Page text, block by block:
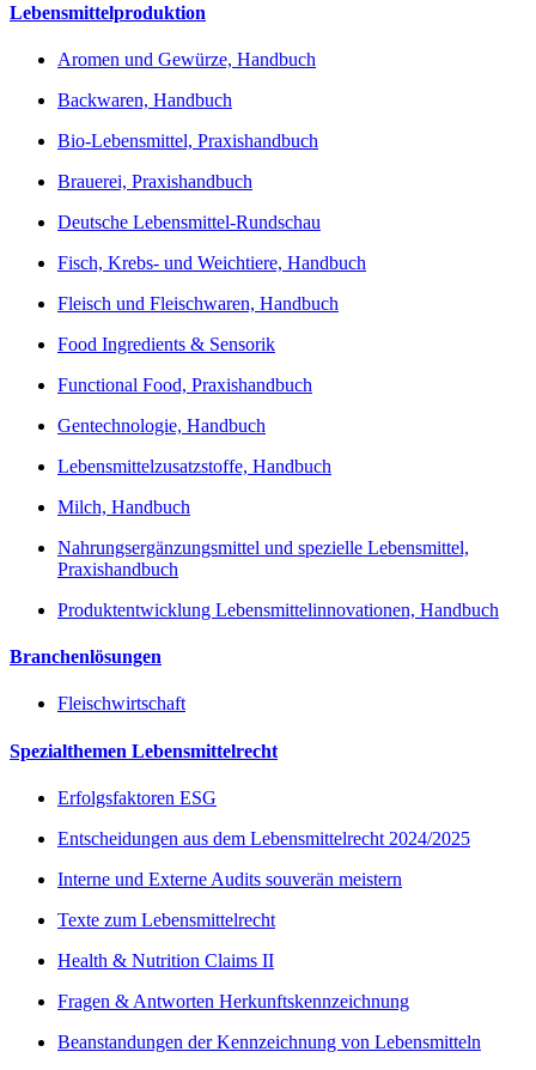
Lebensmittelproduktion
Aromen und Gewürze, Handbuch
Backwaren, Handbuch
Bio-Lebensmittel, Praxishandbuch
Brauerei, Praxishandbuch
Deutsche Lebensmittel-Rundschau
Fisch, Krebs- und Weichtiere, Handbuch
Fleisch und Fleischwaren, Handbuch
Food Ingredients & Sensorik
Functional Food, Praxishandbuch
Gentechnologie, Handbuch
Lebensmittelzusatzstoffe, Handbuch
Milch, Handbuch
Nahrungsergänzungsmittel und spezielle Lebensmittel,
Praxishandbuch
Produktentwicklung Lebensmittelinnovationen, Handbuch
Branchenlösungen
Fleischwirtschaft
Spezialthemen Lebensmittelrecht
Erfolgsfaktoren ESG
Entscheidungen aus dem Lebensmittelrecht 2024/2025
Interne und Externe Audits souverän meistern
Texte zum Lebensmittelrecht
Health & Nutrition Claims II
Fragen & Antworten Herkunftskennzeichnung
Beanstandungen der Kennzeichnung von Lebensmitteln